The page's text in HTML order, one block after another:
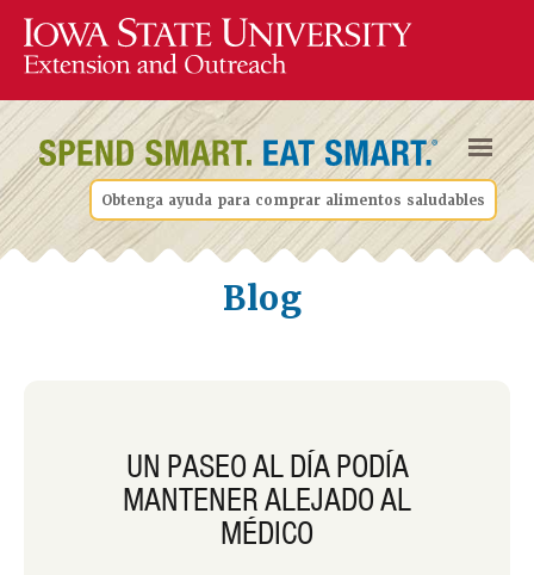
Obtenga ayuda para comprar alimentos saludables
Blog
UN PASEO AL DÍA PODÍA
MANTENER ALEJADO AL
MÉDICO